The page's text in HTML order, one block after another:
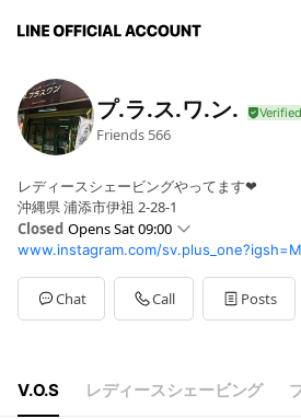
プ.ラ.ス.ワ.ン.
Friends 566
レディースシェービングやってます❤
沖縄県 浦添市伊祖 2-28-1
Closed Opens Sat 09:00
Sun09:00 - 18:00
MonClosed
Tue09:30 - 19:30
Wed09:30 - 19:30
09:00 - 18:00
第1火曜日、第3日曜日 休み（変更の場合
Chat Call Posts
V.O.S レディースシェービング